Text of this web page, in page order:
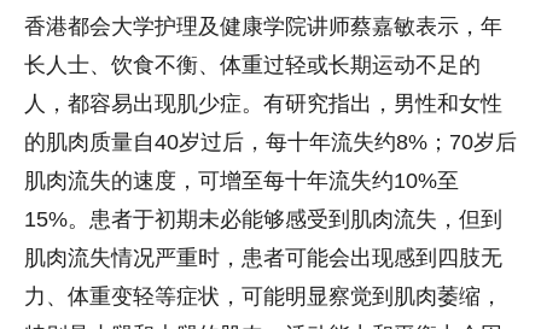
香港都会大学护理及健康学院讲师蔡嘉敏表示，年
长人士、饮食不衡、体重过轻或长期运动不足的
人，都容易出现肌少症。有研究指出，男性和女性
的肌肉质量自40岁过后，每十年流失约8%；70岁后
肌肉流失的速度，可增至每十年流失约10%至
15%。患者于初期未必能够感受到肌肉流失，但到
肌肉流失情况严重时，患者可能会出现感到四肢无
力、体重变轻等症状，可能明显察觉到肌肉萎缩，